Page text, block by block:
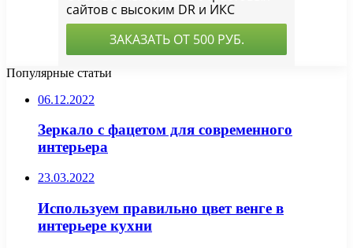
Популярные статьи
06.12.2022
Зеркало с фацетом для современного
интерьера
23.03.2022
Используем правильно цвет венге в
интерьере кухни